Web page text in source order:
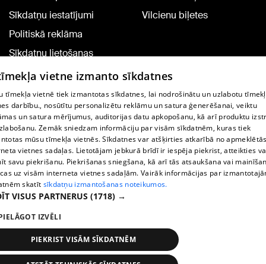
Sīkdatņu iestatījumi
Politiskā reklāma
Sīkdatņu lietošanas
noteikumi
Komentāru pievienošana
Vilcienu biļetes
TV programma
Līguma noteikumi
360 Ziņu kontakti
Helio Media
Portāla palīdzības dienests: e-pasts -
All rights reserved.
vietne izmanto sīkdatnes
tīmekļa vietnē tiek izmantotas sīkdatnes, lai nodrošinātu un uzlabotu
darbību., nosūtītu personalizētu reklāmu un satura ģenerēšanai, veiktu
un satura mērījumus, auditorijas datu apkopošanu, kā arī produktu
Zemāk sniedzam informāciju par visām sīkdatnēm, kuras tiek
mūsu tīmekļa vietnēs. Sīkdatnes var atšķirties atkarībā no
vietnes sadaļas. Lietotājam jebkurā brīdī ir iespēja piekrist, atteikties
savu piekrišanu. Piekrišanas sniegšana, kā arī tās atsaukšana vai
uz visām interneta vietnes sadaļām. Vairāk informācijas par
skatīt sīkdatņu izmantošanas noteikumos.
VISUS PARTNERUS (1718) →
IZVĒLI
PIEKRIST VISĀM SĪKDATNĒM